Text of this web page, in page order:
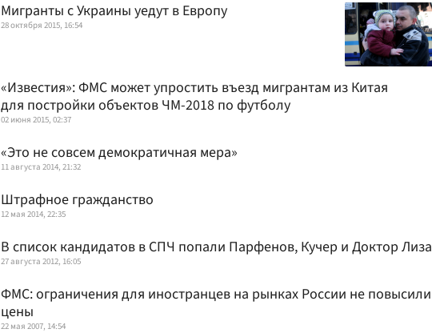
Мигранты с Украины уедут в Европу
28 октября 2015, 16:54
«Известия»: ФМС может упростить въезд мигрантам из Китая
для постройки объектов ЧМ-2018 по футболу
02 июня 2015, 02:37
«Это не совсем демократичная мера»
11 августа 2014, 21:32
Штрафное гражданство
12 мая 2014, 22:35
В список кандидатов в СПЧ попали Парфенов, Кучер и Доктор Лиза
27 августа 2012, 16:05
ФМС: ограничения для иностранцев на рынках России не повысили
цены
22 мая 2007, 14:54